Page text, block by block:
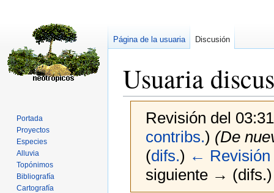
Usuaria
Revisión del
contribs.) (De
(difs.) ← Revisión
siguiente → (difs.)
Página de la usuaria Discusión
Portada
Proyectos
Especies
Alluvia
Topónimos
Bibliografía
Cartografía